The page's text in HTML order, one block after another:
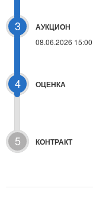
3 АУКЦИОН
08.06.2026 15:00
4 ОЦЕНКА
5 КОНТРАКТ